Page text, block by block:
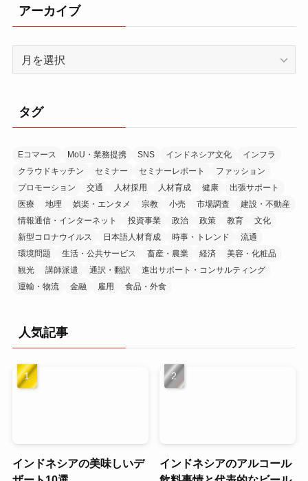
アーカイブ
ブ
タグ
Eコマース MoU・業務提携 SNS インドネシア文化
インフラ
クラウドキッチン
セミナー セミナーレポート
ファッション
プロモーション
交通 人材採用 人材育成 健康
出張サポート
医療
地理 娯楽・エンタメ 宗教 小売 市場調査
建設・不動産
情報通信・インターネット
投資事業 政治 政策 教育
文化
新型コロナウイルス
日本語人材育成 時事・トレンド
流通
環境問題
生活・公共サービス 畜産・農業 経済
美容・化粧品
観光
講師派遣 通訳・翻訳
進出サポート・コンサルティング
運輸・物流
金融 雇用 食品・外食
人気記事
インドネシアの美味しいデ
インドネシアのアルコール